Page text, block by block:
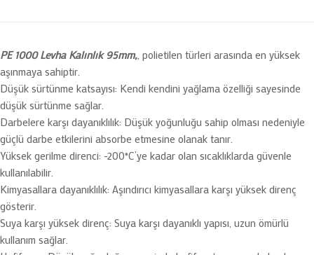
PE 1000 Levha Kalınlık 95mm,, polietilen türleri arasında en yüksek
aşınmaya sahiptir.
Düşük sürtünme katsayısı: Kendi kendini yağlama özelliği sayesinde
düşük sürtünme sağlar.
Darbelere karşı dayanıklılık: Düşük yoğunluğu sahip olması nedeniyle
güçlü darbe etkilerini absorbe etmesine olanak tanır.
Yüksek gerilme direnci: -200°C’ye kadar olan sıcaklıklarda güvenle
kullanılabilir.
Kimyasallara dayanıklılık: Aşındırıcı kimyasallara karşı yüksek direnç
gösterir.
Suya karşı yüksek direnç: Suya karşı dayanıklı yapısı, uzun ömürlü
kullanım sağlar.